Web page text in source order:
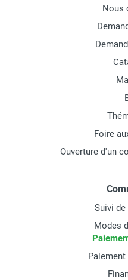
Nous
Foire
Ouverture d'un
Suivi
Modes